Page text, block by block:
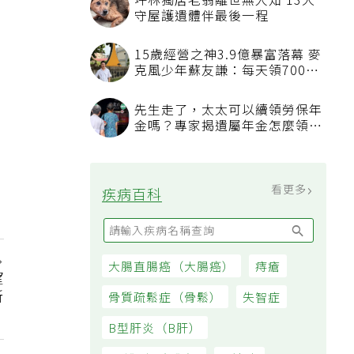
沒人想碰的苦工就讓AI來！鴻海
團隊駐醫院找痛點 用科技讓醫
療更有溫度
糖尿病前期怎麼救？美國心臟協
會研究推「1夢幻水果組合」 酪
梨加它改善血管功能
家人發現緊急報案、警方調查中